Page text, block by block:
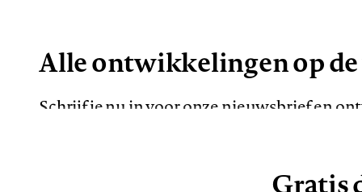
Alle ontwikkelingen op de
Schrijf je nu in voor onze nieuwsbrief en
Gratis